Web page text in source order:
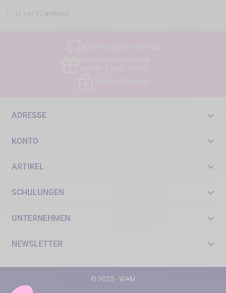
1 - 10 von 10 Artikel(n)
ADRESSE 
KONTO 
ARTIKEL 
SCHULUNGEN 
UNTERNEHMEN 
NEWSLETTER 
© 2025 - WAM